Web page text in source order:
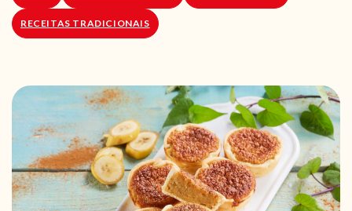
RECEITAS TRADICIONAIS